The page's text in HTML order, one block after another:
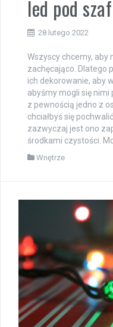
led pod
28 lutego 2022
Wszyscy chcemy, aby
zachęcająco. Dlatego
ich dekorowanie, aby
abyśmy mogli się
z pewnością jedno z
chciałbyś się
zazwyczaj jest ono
środkami czystości.
Wnętrze